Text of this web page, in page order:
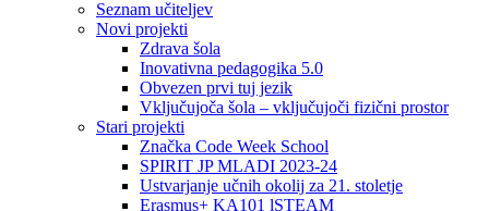
Seznam učiteljev
Novi projekti
Zdrava šola
Inovativna pedagogika 5.0
Obvezen prvi tuj jezik
Vključujoča šola – vključujoči fizični prostor
Stari projekti
Značka Code Week School
SPIRIT JP MLADI 2023-24
Ustvarjanje učnih okolij za 21. stoletje
Erasmus+ KA101 lSTEAM